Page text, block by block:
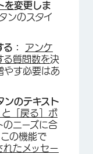
を変更しま
ンのスタイ
る： アンケ
る質問数を決
やす必要はあ
ンのテキスト
と［戻る］ボ
のニーズに合
の機能で
れたメッセー